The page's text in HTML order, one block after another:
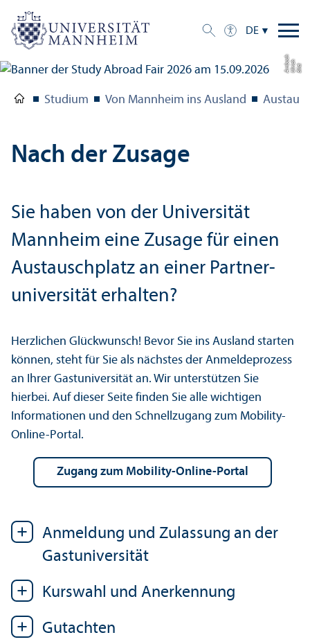
DE
Bil
d:
Ul
ri
c
hA
m
b
ac
h
Studium Von Mannheim ins Ausland
Nach der Zusage
Sie haben von der Universität
Mannheim eine Zusage für einen
Austauschplatz an einer Partner­
universität erhalten?
Herzlichen Glückwunsch! Bevor Sie ins Ausland starten
können, steht für Sie als nächstes der Anmeldeprozess
an Ihrer Gast­universität an. Wir unter­stützen Sie
hierbei. Auf dieser Seite finden Sie alle wichtigen
Informationen und den Schnellzugang zum Mobility-
Online-Portal.
Zugang zum Mobility-Online-Portal
Anmeldung und Zulassung an der
Gast­universität
Kurswahl und Anerkennung
Gutachten